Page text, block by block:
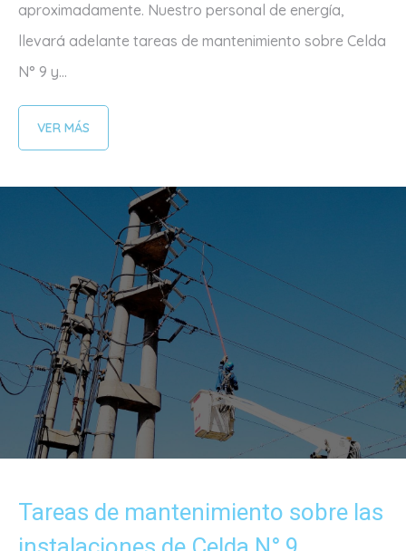
aproximadamente. Nuestro personal de energía,
llevará adelante tareas de mantenimiento sobre Celda
N° 9 y...
VER MÁS
Tareas de mantenimiento sobre las